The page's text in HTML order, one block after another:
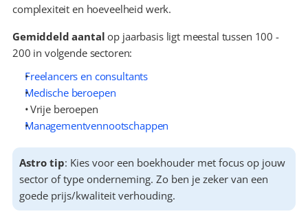
complexiteit en hoeveelheid werk.
Gemiddeld aantal op jaarbasis ligt meestal tussen 100 -
200 in volgende sectoren:
Freelancers en consultants
Medische beroepen
  Vrije beroepen
Managementvennootschappen
Astro tip: Kies voor een boekhouder met focus op jouw
sector of type onderneming. Zo ben je zeker van een
goede prijs/kwaliteit verhouding.